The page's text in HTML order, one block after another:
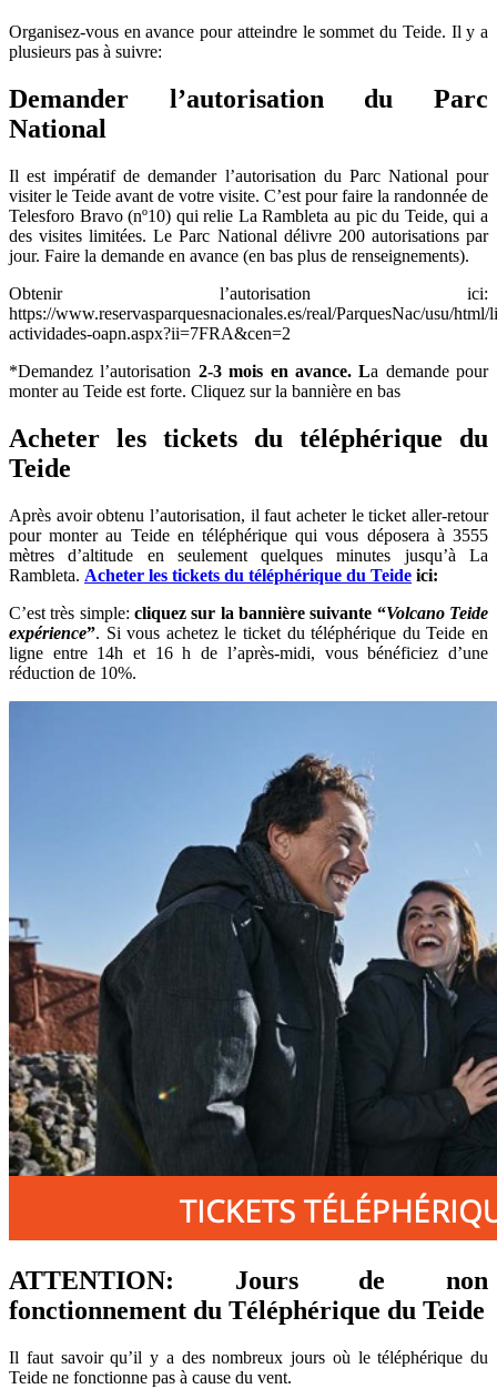
Organisez-vous en avance pour atteindre le sommet du Teide. Il y a
plusieurs pas à suivre:
Demander l’autorisation du Parc
National
Il est impératif de demander l’autorisation du Parc National pour
visiter le Teide avant de votre visite. C’est pour faire la randonnée de
Telesforo Bravo (nº10) qui relie La Rambleta au pic du Teide, qui a
des visites limitées. Le Parc National délivre 200 autorisations par
jour. Faire la demande en avance (en bas plus de renseignements).
Obtenir l’autorisation ici:
https://www.reservasparquesnacionales.es/real/ParquesNac/usu/html/
actividades-oapn.aspx?ii=7FRA&cen=2
*Demandez l’autorisation 2-3 mois en avance. La demande pour
monter au Teide est forte. Cliquez sur la bannière en bas
Acheter les tickets du téléphérique du
Teide
Après avoir obtenu l’autorisation, il faut acheter le ticket aller-retour
pour monter au Teide en téléphérique qui vous déposera à 3555
mètres d’altitude en seulement quelques minutes jusqu’à La
Rambleta. Acheter les tickets du téléphérique du Teide ici:
C’est très simple: cliquez sur la bannière suivante “Volcano Teide
expérience”. Si vous achetez le ticket du téléphérique du Teide en
ligne entre 14h et 16 h de l’après-midi, vous bénéficiez d’une
réduction de 10%.
ATTENTION: Jours de non
fonctionnement du Téléphérique du Teide
Il faut savoir qu’il y a des nombreux jours où le téléphérique du
Teide ne fonctionne pas à cause du vent.